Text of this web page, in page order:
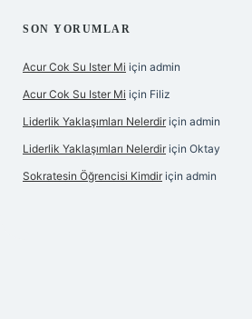
SON YORUMLAR
Acur Cok Su Ister Mi için admin
Acur Cok Su Ister Mi için Filiz
Liderlik Yaklaşımları Nelerdir için admin
Liderlik Yaklaşımları Nelerdir için Oktay
Sokratesin Öğrencisi Kimdir için admin